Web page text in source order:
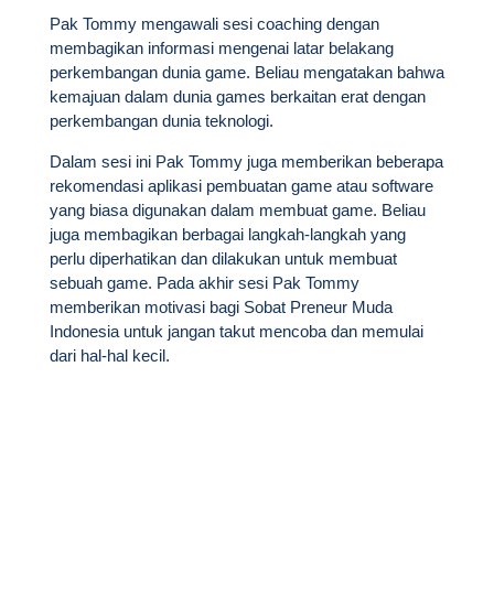
Pak Tommy mengawali sesi coaching dengan
membagikan informasi mengenai latar belakang
perkembangan dunia game. Beliau mengatakan bahwa
kemajuan dalam dunia games berkaitan erat dengan
perkembangan dunia teknologi.
Dalam sesi ini Pak Tommy juga memberikan beberapa
rekomendasi aplikasi pembuatan game atau software
yang biasa digunakan dalam membuat game. Beliau
juga membagikan berbagai langkah-langkah yang
perlu diperhatikan dan dilakukan untuk membuat
sebuah game. Pada akhir sesi Pak Tommy
memberikan motivasi bagi Sobat Preneur Muda
Indonesia untuk jangan takut mencoba dan memulai
dari hal-hal kecil.